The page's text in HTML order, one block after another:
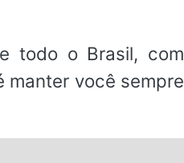
todo o Brasil, com
manter você sempre